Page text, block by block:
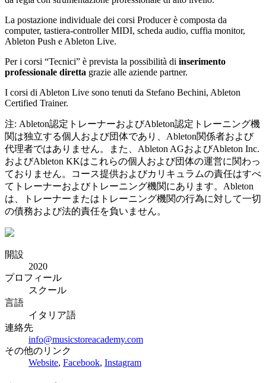
La postazione individuale dei corsi Producer è composta da
computer, tastiera-controller MIDI, scheda audio, cuffia monitor,
Ableton Push e Ableton Live.
Per i corsi “Tecnici” è prevista la possibilità di inserimento
professionale diretta grazie alle aziende partner.
I corsi di Ableton Live sono tenuti da Stefano Bechini, Ableton
Certified Trainer.
注: Ableton認定トレーナーおよびAbleton認定トレーニング機
関は独立する個人および団体であり、Ableton関係者および
代理者ではありません。また、Ableton AGおよびAbleton Inc.
およびAbleton KKはこれらの個人および団体の運営に関わっ
ておりません。コース提供およびカリキュラムの責任はすべ
てトレーナーおよびトレーニング機関にあります。Ableton
は、トレーナーまたはトレーニング機関の行為に対して一切
の債務および法的責任を負いません。
開設
2020
プロフィール
スクール
言語
イタリア語
連絡先
info@musicstoreacademy.com
その他のリンク
Website, Facebook, Instagram